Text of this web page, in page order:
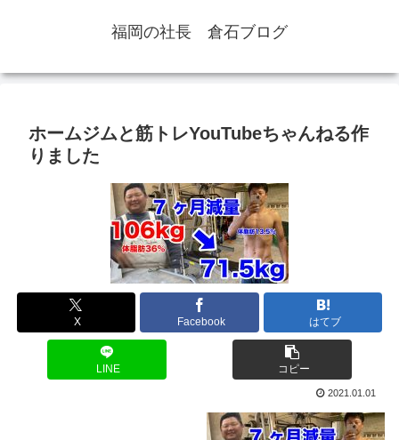
福岡の社長 倉石ブログ
ホームジムと筋トレYouTubeちゃんねる作
りました
X Facebook はてブ
LINE コピー
2021.01.01